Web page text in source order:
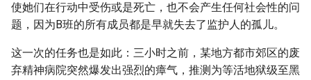
使她们在行动中受伤或是死亡，也不会产生任何社会性的问
题，因为B班的所有成员都是早就失去了监护人的孤儿。
这一次的任务也是如此：三小时之前，某地方都市郊区的废
弃精神病院突然爆发出强烈的瘴气，推测为等活地狱级至黑